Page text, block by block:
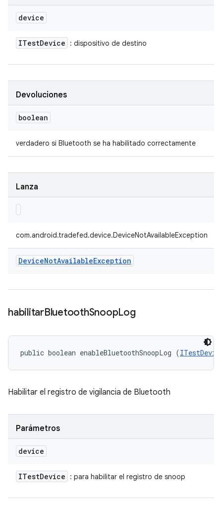
device
ITestDevice : dispositivo de destino
Devoluciones
boolean
verdadero si Bluetooth se ha habilitado correctamente
Lanza
com.android.tradefed.device.DeviceNotAvailableException
DeviceNotAvailableException
habilitarBluetoothSnoopLog
public boolean enableBluetoothSnoopLog (
Habilitar el registro de vigilancia de Bluetooth
Parámetros
device
ITestDevice : para habilitar el registro de snoop